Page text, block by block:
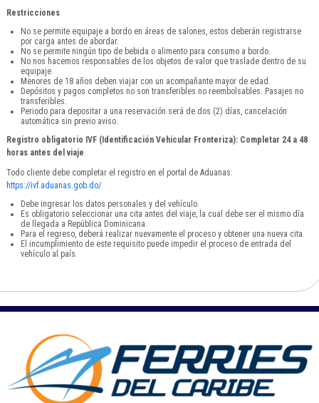
Restricciones
No se permite equipaje a bordo en áreas de salones, estos deberán registrarse
por carga antes de abordar.
No se permite ningún tipo de bebida o alimento para consumo a bordo.
No nos hacemos responsables de los objetos de valor que traslade dentro de su
equipaje.
Menores de 18 años deben viajar con un acompañante mayor de edad.
Depósitos y pagos completos no son transferibles no reembolsables. Pasajes no
transferibles.
Periodo para depositar a una reservación será de dos (2) días, cancelación
automática sin previo aviso.
Registro obligatorio IVF (Identificación Vehicular Fronteriza): Completar 24 a 48
horas antes del viaje
Todo cliente debe completar el registro en el portal de Aduanas:
https://ivf.aduanas.gob.do/
Debe ingresar los datos personales y del vehículo.
Es obligatorio seleccionar una cita antes del viaje, la cual debe ser el mismo día
de llegada a República Dominicana.
Para el regreso, deberá realizar nuevamente el proceso y obtener una nueva cita.
El incumplimiento de este requisito puede impedir el proceso de entrada del
vehículo al país.